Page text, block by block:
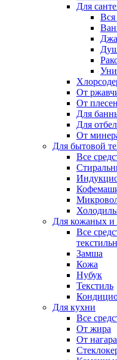
Для
Вся
От
От
Для
Для
От
Для бытовой
Все
Для кожаных и
Все
Замша
Кожа
Нубук
Текстиль
Для кухни
Все
От жира
От нагара